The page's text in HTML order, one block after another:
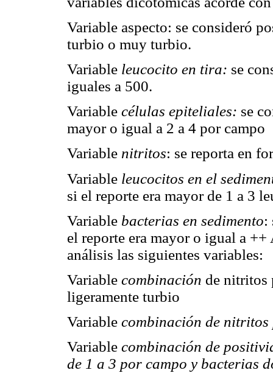
Variable aspecto: se consideró
turbio o muy turbio.
Variable leucocito en tira: se
iguales a 500.
Variable células epiteliales: se
mayor o igual a 2 a 4 por campo
Variable nitritos: se reporta en
Variable leucocitos en el
si el reporte era mayor de 1 a 3
Variable bacterias en sedimento:
el reporte era mayor o igual a
análisis las siguientes variables:
Variable combinación de nitritos
ligeramente turbio
Variable combinación de
Variable combinación de
de 1 a 3 por campo y bacterias